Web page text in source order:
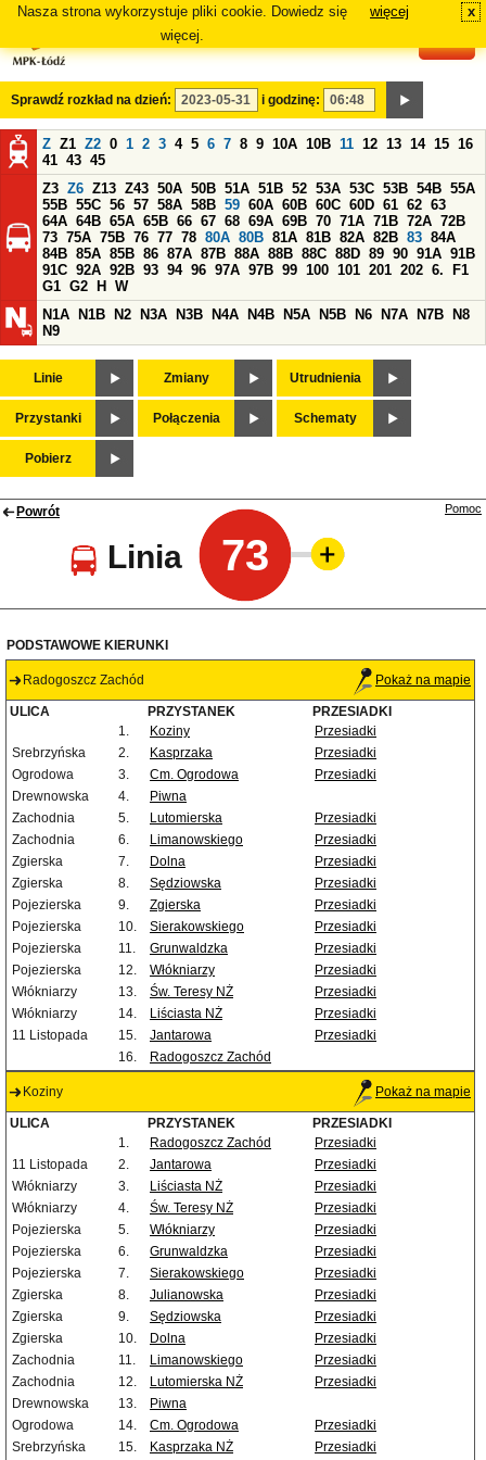
Nasza strona wykorzystuje pliki cookie. Dowiedz się
więcej.
więcej x
Sprawdź rozkład na dzień: i godzinę:
Z Z1 Z2 0 1 2 3 4 5 6 7 8 9 10A 10B 11 12 13 14 15 16
41 43 45
Z3 Z6 Z13 Z43 50A 50B 51A 51B 52 53A 53C 53B 54B 55A
55B 55C 56 57 58A 58B 59 60A 60B 60C 60D 61 62 63
64A 64B 65A 65B 66 67 68 69A 69B 70 71A 71B 72A 72B
73 75A 75B 76 77 78 80A 80B 81A 81B 82A 82B 83 84A
84B 85A 85B 86 87A 87B 88A 88B 88C 88D 89 90 91A 91B
91C 92A 92B 93 94 96 97A 97B 99 100 101 201 202 6.
F1
G1 G2 H
W
N1A
N1B N2 N3A N3B N4A N4B N5A N5B N6 N7A N7B
N8
N9
Linie Zmiany Utrudnienia
Przystanki Połączenia Schematy
Pobierz
Powrót
Linia 73
Pomoc
PODSTAWOWE KIERUNKI
Radogoszcz Zachód Pokaż na mapie
ULICA PRZYSTANEK
PRZESIADKI
1.
Koziny
Przesiadki
Srebrzyńska
2. Kasprzaka
Przesiadki
Ogrodowa
3. Cm. Ogrodowa
Przesiadki
Drewnowska
4.
Piwna
Zachodnia
5. Lutomierska
Przesiadki
Zachodnia
6. Limanowskiego
Przesiadki
Zgierska
7. Dolna
Przesiadki
Zgierska
8. Sędziowska
Przesiadki
Pojezierska
9. Zgierska
Przesiadki
Pojezierska
10. Sierakowskiego
Przesiadki
Pojezierska
11. Grunwaldzka
Przesiadki
Pojezierska
12. Włókniarzy
Przesiadki
Włókniarzy
13. Św. Teresy NŻ
Przesiadki
Włókniarzy
14. Liściasta NŻ
Przesiadki
11 Listopada
15. Jantarowa
Przesiadki
16.
Radogoszcz Zachód
Koziny Pokaż na mapie
ULICA PRZYSTANEK
PRZESIADKI
1.
Radogoszcz Zachód
Przesiadki
11 Listopada
2. Jantarowa
Przesiadki
Włókniarzy
3. Liściasta NŻ
Przesiadki
Włókniarzy
4. Św. Teresy NŻ
Przesiadki
Pojezierska
5. Włókniarzy
Przesiadki
Pojezierska
6. Grunwaldzka
Przesiadki
Pojezierska
7. Sierakowskiego
Przesiadki
Zgierska
8. Julianowska
Przesiadki
Zgierska
9. Sędziowska
Przesiadki
Zgierska
10. Dolna
Przesiadki
Zachodnia
11. Limanowskiego
Przesiadki
Zachodnia
12. Lutomierska NŻ
Przesiadki
Drewnowska
13.
Piwna
Ogrodowa
14. Cm. Ogrodowa
Przesiadki
Srebrzyńska
15. Kasprzaka NŻ Przesiadki